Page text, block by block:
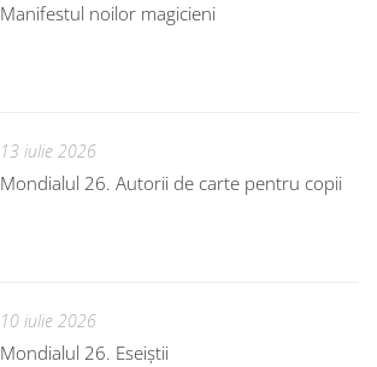
Manifestul noilor magicieni
13 iulie 2026
Mondialul 26. Autorii de carte pentru copii
10 iulie 2026
Mondialul 26. Eseiștii